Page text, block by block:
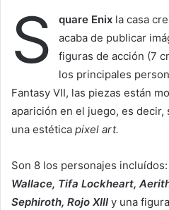
S quare Enix la casa
acaba de publicar
figuras de acción (7
los principales
Fantasy VII, las piezas están
aparición en el juego, es
una estética pixel art.
Son 8 los personajes incluídos:
Wallace, Tifa Lockheart,
Sephiroth, Rojo XIII y una